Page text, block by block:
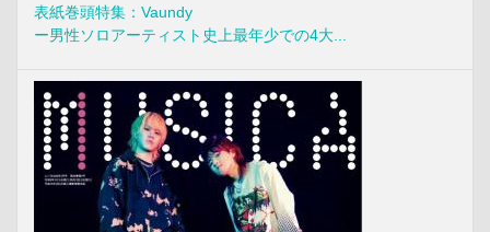
表紙巻頭特集：Vaundy
ー男性ソロアーティスト史上最年少での4大...